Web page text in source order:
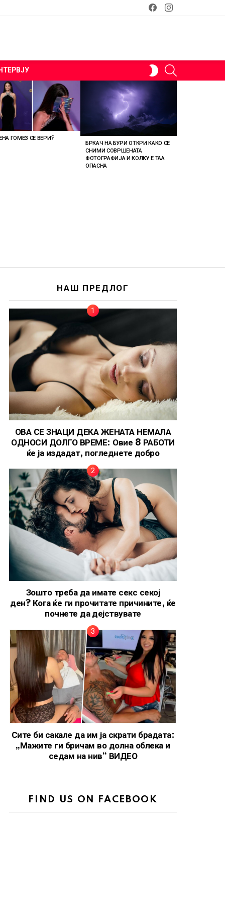
facebookinstagram
SWITCH
SKIN
ГОМЕЗ СЕ ВЕРИ?
БРКАЧ НА БУРИ ОТКРИ КАКО СЕ
СНИМИ СОВРШЕНАТА
ФОТОГРАФИЈА И КОЛКУ Е ТАА
ОПАСНА
НАШ ПРЕДЛОГ
ОВА СЕ ЗНАЦИ ДЕКА ЖЕНАТА НЕМАЛА
ОДНОСИ ДОЛГО ВРЕМЕ: Овие 8 РАБОТИ
ќе ја издадат, погледнете добро
Зошто треба да имате секс секој
ден? Кога ќе ги прочитате причините, ќе
почнете да дејствувате
Сите би сакале да им ја скрати брадата:
„Мажите ги бричам во долна облека и
седам на нив“ ВИДЕО
FIND US ON FACEBOOK